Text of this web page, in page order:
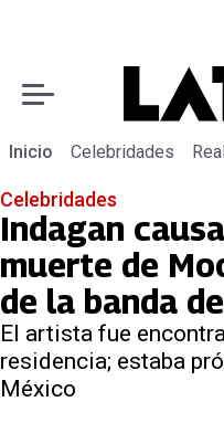
Inicio Celebridades
Celebridades
Indagan
muerte de
de la banda
El artista fue
residencia; estaba
México